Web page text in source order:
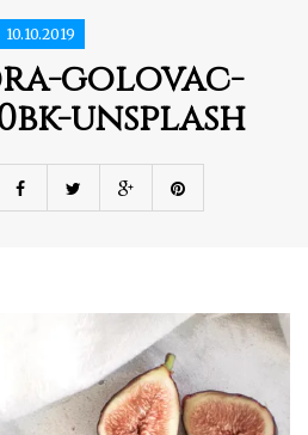
10.10.2019
golovac-
unsplash